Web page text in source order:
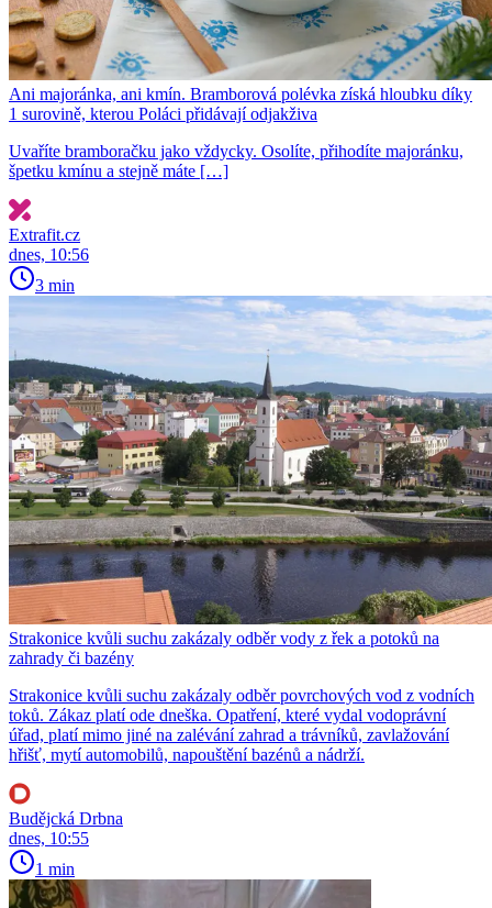
Ani majoránka, ani kmín. Bramborová polévka získá hloubku díky
1 surovině, kterou Poláci přidávají odjakživa
Uvaříte bramboračku jako vždycky. Osolíte, přihodíte majoránku,
špetku kmínu a stejně máte […]
Extrafit.cz
dnes, 10:56
3 min
Strakonice kvůli suchu zakázaly odběr vody z řek a potoků na
zahrady či bazény
Strakonice kvůli suchu zakázaly odběr povrchových vod z vodních
toků. Zákaz platí ode dneška. Opatření, které vydal vodoprávní
úřad, platí mimo jiné na zalévání zahrad a trávníků, zavlažování
hřišť, mytí automobilů, napouštění bazénů a nádrží.
Budějcká Drbna
dnes, 10:55
1 min